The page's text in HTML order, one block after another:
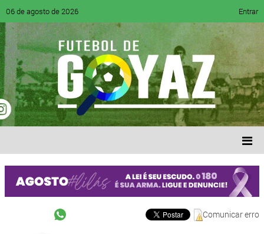
06 de agosto de 2026 Entrar
Comunicar erro